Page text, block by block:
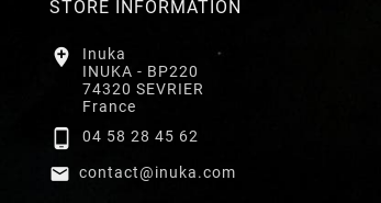
STORE INFORMATION

Inuka
INUKA - BP220
74320 SEVRIER
France
 04 58 28 45 62
 contact@inuka.com